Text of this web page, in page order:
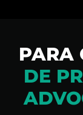
PARA
DE